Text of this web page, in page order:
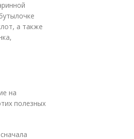
а также
на
полезных